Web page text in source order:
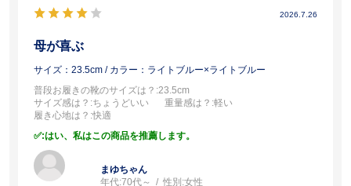
2026.7.26
母が喜ぶ
サイズ：23.5cm / カラー：ライトブルー×ライトブルー
普段お履きの靴のサイズは？ :23.5cm
サイズ感は？ :ちょうどいい 重量感は？ :軽い
履き心地は？ :快適
:はい、私はこの商品を推薦します。
まゆちゃん
年代:70代～ 性別:女性